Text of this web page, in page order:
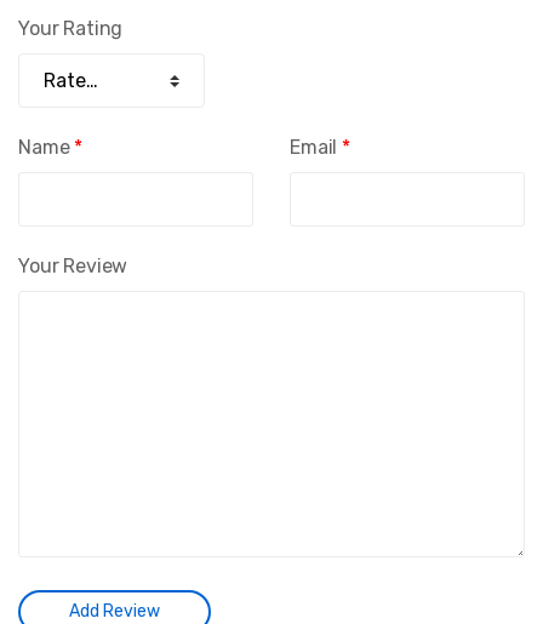
Your Rating
Your Review
Name * Email *